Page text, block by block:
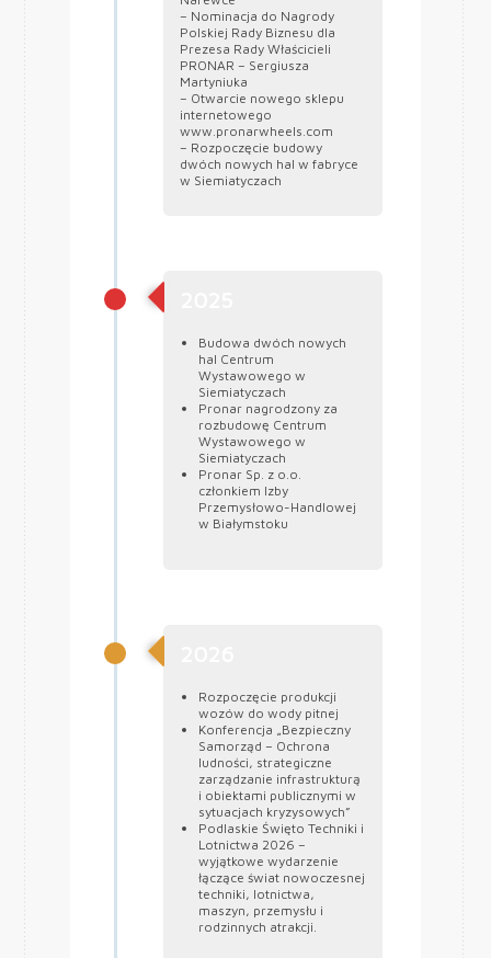
– Nominacja do Nagrody
Polskiej Rady Biznesu dla
Prezesa Rady Właścicieli
PRONAR – Sergiusza
Martyniuka
– Otwarcie nowego sklepu
internetowego
www.pronarwheels.com
– Rozpoczęcie budowy
dwóch nowych hal w fabryce
w Siemiatyczach
Budowa dwóch nowych
hal Centrum
Wystawowego w
Siemiatyczach
Pronar nagrodzony za
rozbudowę Centrum
Wystawowego w
Siemiatyczach
Pronar Sp. z o.o.
członkiem Izby
Przemysłowo-Handlowej
w Białymstoku
Rozpoczęcie produkcji
wozów do wody pitnej
Konferencja „Bezpieczny
Samorząd – Ochrona
ludności, strategiczne
zarządzanie infrastrukturą
i obiektami publicznymi w
sytuacjach kryzysowych”
Podlaskie Święto Techniki i
Lotnictwa 2026 –
wyjątkowe wydarzenie
łączące świat nowoczesnej
techniki, lotnictwa,
maszyn, przemysłu i
rodzinnych atrakcji.